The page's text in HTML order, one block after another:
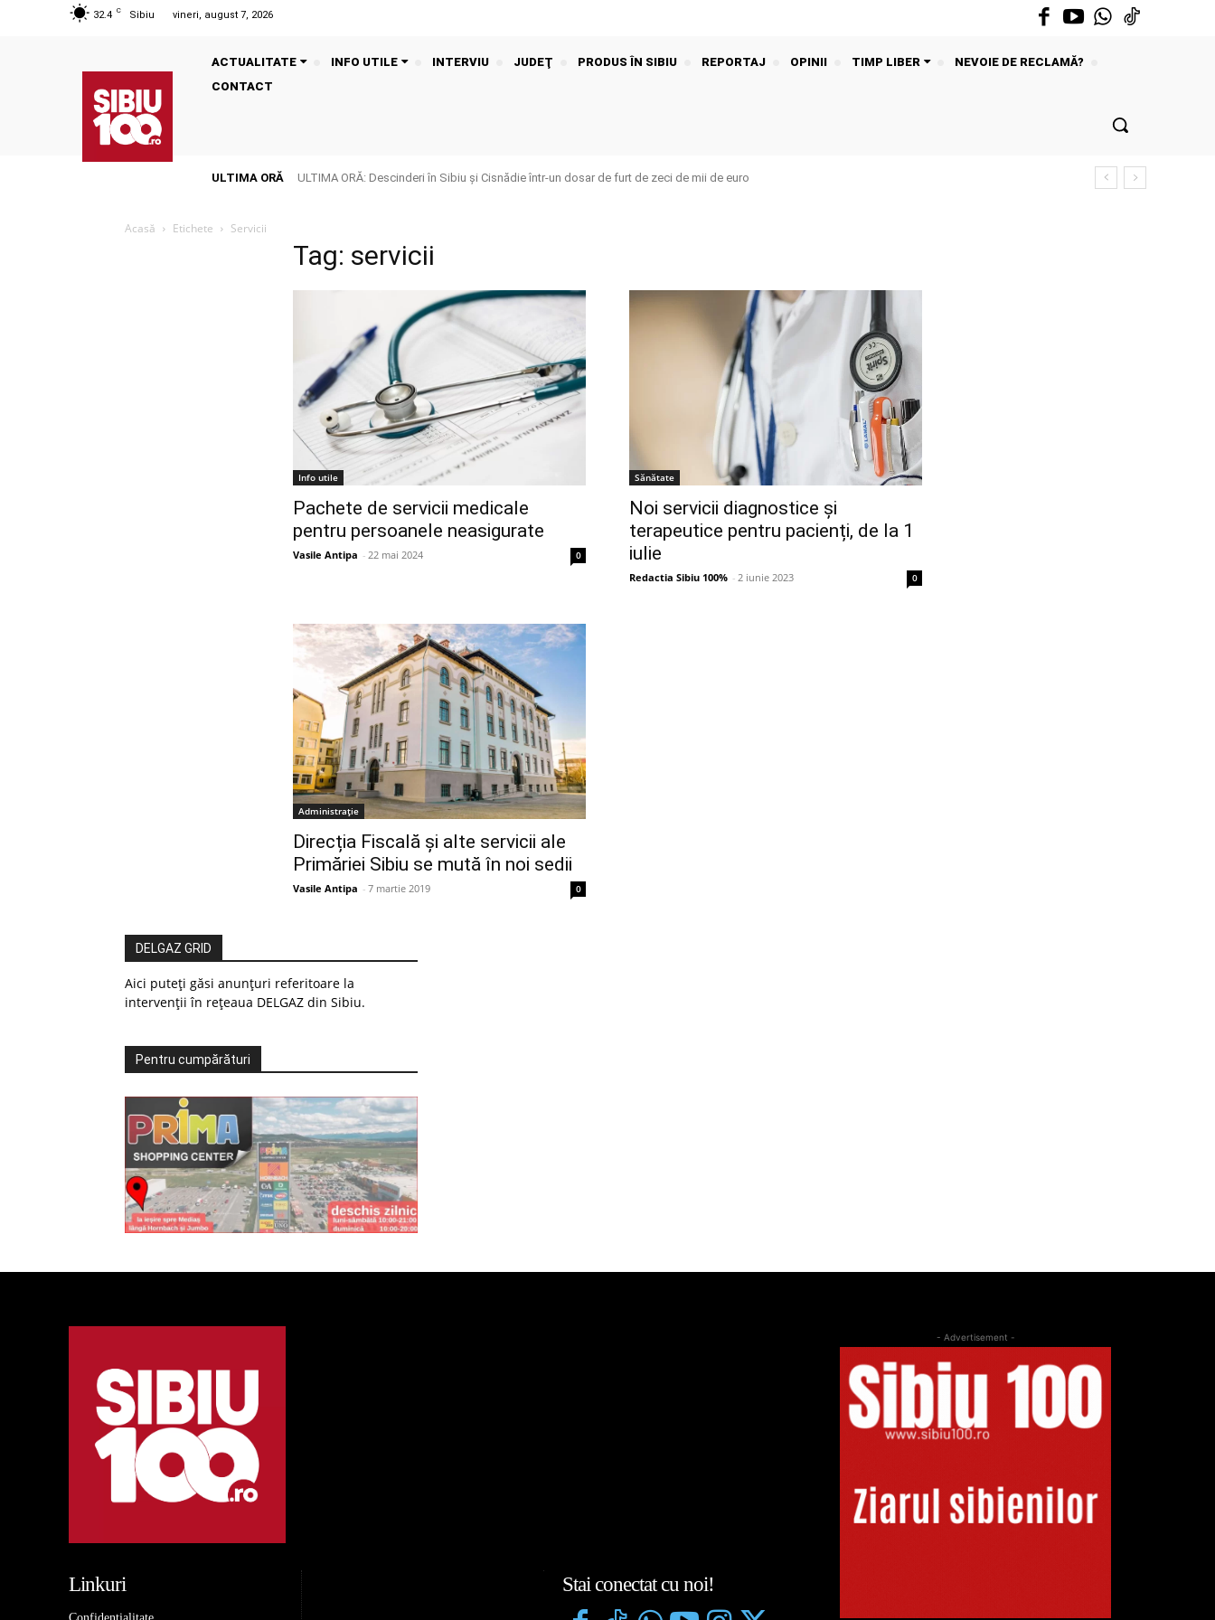
32.4 C Sibiu vineri, august 7, 2026
ACTUALITATE INFO UTILE INTERVIU JUDEŢ PRODUS ÎN SIBIU REPORTAJ OPINII TIMP LIBER
NEVOIE DE RECLAMĂ?
CONTACT
ULTIMA ORĂ ULTIMA ORĂ: Descinderi în Sibiu și Cisnădie într-un dosar de furt de zeci de mii de euro
Acasă Etichete Servicii
Tag: servicii
Info utile
Pachete de servicii medicale
pentru persoanele neasigurate
Vasile Antipa - 22 mai 2024 0
Sănătate
Noi servicii diagnostice şi
terapeutice pentru pacienți, de la 1
iulie
Redactia Sibiu 100% - 2 iunie 2023 0
Administrație
Direcția Fiscală și alte servicii ale
Primăriei Sibiu se mută în noi sedii
Vasile Antipa - 7 martie 2019 0
DELGAZ GRID
Aici puteți găsi anunțuri referitoare la
intervenții în rețeaua DELGAZ din Sibiu.
Pentru cumpărături
Linkuri Stai conectat cu noi!
- Advertisement -